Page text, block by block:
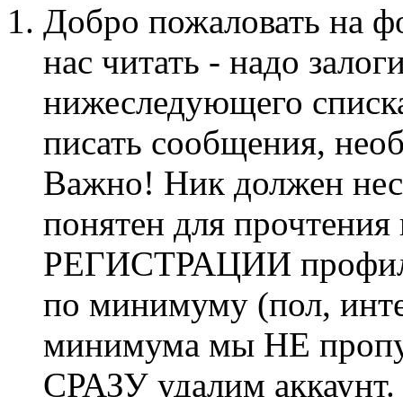
Добро пожаловать на
нас читать - надо
нижеследующего
писать сообщения,
Важно! Ник должен
понятен для
РЕГИСТРАЦИИ профиль
по минимуму (пол,
минимума мы НЕ
СРАЗУ удалим